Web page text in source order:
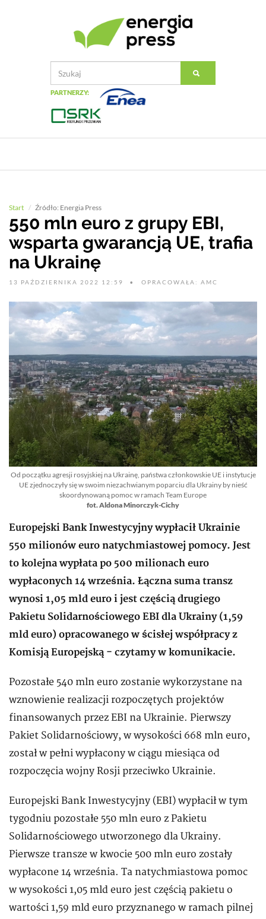
PARTNERZY:
Start Źródło: Energia Press
550 mln euro z grupy EBI,
wsparta gwarancją UE, trafia
na Ukrainę
13 PAŹDZIERNIKA 2022 12:59 OPRACOWAŁA: AMC
Od początku agresji rosyjskiej na Ukrainę, państwa członkowskie UE i instytucje
UE zjednoczyły się w swoim niezachwianym poparciu dla Ukrainy by nieść
skoordynowaną pomoc w ramach Team Europe
fot. Aldona Minorczyk-Cichy
Europejski Bank Inwestycyjny wypłacił Ukrainie
550 milionów euro natychmiastowej pomocy. Jest
to kolejna wypłata po 500 milionach euro
wypłaconych 14 września. Łączna suma transz
wynosi 1,05 mld euro i jest częścią drugiego
Pakietu Solidarnościowego EBI dla Ukrainy (1,59
mld euro) opracowanego w ścisłej współpracy z
Komisją Europejską - czytamy w komunikacie.
Pozostałe 540 mln euro zostanie wykorzystane na
wznowienie realizacji rozpoczętych projektów
finansowanych przez EBI na Ukrainie. Pierwszy
Pakiet Solidarnościowy, w wysokości 668 mln euro,
został w pełni wypłacony w ciągu miesiąca od
rozpoczęcia wojny Rosji przeciwko Ukrainie.
Europejski Bank Inwestycyjny (EBI) wypłacił w tym
tygodniu pozostałe 550 mln euro z Pakietu
Solidarnościowego utworzonego dla Ukrainy.
Pierwsze transze w kwocie 500 mln euro zostały
wypłacone 14 września. Ta natychmiastowa pomoc
w wysokości 1,05 mld euro jest częścią pakietu o
wartości 1,59 mld euro przyznanego w ramach pilnej